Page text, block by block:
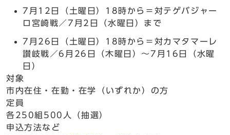
7月12日（土曜日）18時から＝対テゲバジャー
ロ宮崎戦／7月2日（水曜日）まで
7月26日（土曜日）18時から＝対カマタマーレ
讃岐戦／6月26日（木曜日）～7月16日（水曜
日）
対象
市内在住・在勤・在学（いずれか）の方
定員
各250組500人（抽選）
申込方法など